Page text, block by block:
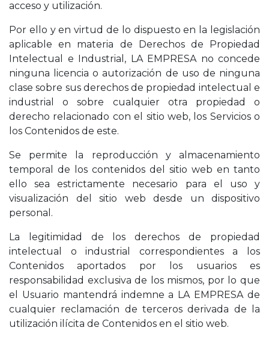
acceso y utilización.
Por ello y en virtud de lo dispuesto en la legislación
aplicable en materia de Derechos de Propiedad
Intelectual e Industrial, LA EMPRESA no concede
ninguna licencia o autorización de uso de ninguna
clase sobre sus derechos de propiedad intelectual e
industrial o sobre cualquier otra propiedad o
derecho relacionado con el sitio web, los Servicios o
los Contenidos de este.
Se permite la reproducción y almacenamiento
temporal de los contenidos del sitio web en tanto
ello sea estrictamente necesario para el uso y
visualización del sitio web desde un dispositivo
personal.
La legitimidad de los derechos de propiedad
intelectual o industrial correspondientes a los
Contenidos aportados por los usuarios es
responsabilidad exclusiva de los mismos, por lo que
el Usuario mantendrá indemne a LA EMPRESA de
cualquier reclamación de terceros derivada de la
utilización ilícita de Contenidos en el sitio web.